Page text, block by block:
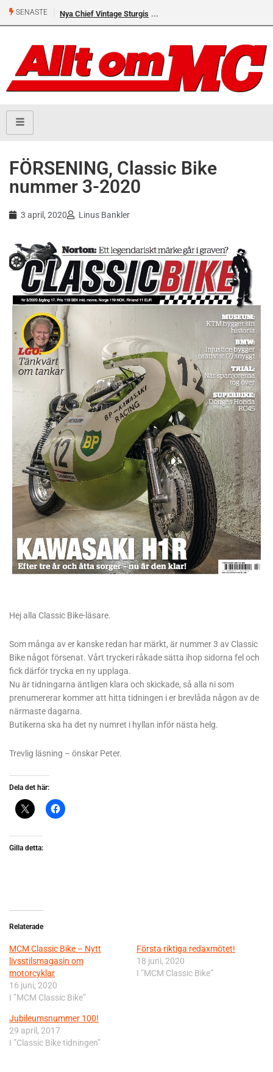
SENASTE Nya Chief Vintage Sturgis
FÖRSENING, Classic Bike
nummer 3-2020
3 april, 2020 Linus Bankler
Hej alla Classic Bike-läsare.
Som många av er kanske redan har märkt, är nummer 3 av Classic
Bike något försenat. Vårt tryckeri råkade sätta ihop sidorna fel och
fick därför trycka en ny upplaga.
Nu är tidningarna äntligen klara och skickade, så alla ni som
prenumererar kommer att hitta tidningen i er brevlåda någon av de
närmaste dagarna.
Butikerna ska ha det ny numret i hyllan inför nästa helg.
Trevlig läsning – önskar Peter.
Dela det här:
Gilla detta:
Relaterade
MCM Classic Bike – Nytt
livsstilsmagasin om
motorcyklar
16 juni, 2020
I ”MCM Classic Bike”
Första riktiga redaxmötet!
18 juni, 2020
I ”MCM Classic Bike”
Jubileumsnummer 100!
29 april, 2017
I ”Classic Bike tidningen”